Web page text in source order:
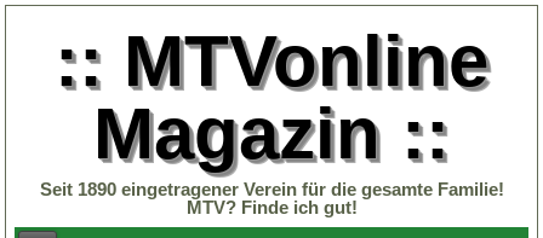
:: MTVonline
Magazin ::
Seit 1890 eingetragener Verein für die gesamte Familie!
MTV? Finde ich gut!